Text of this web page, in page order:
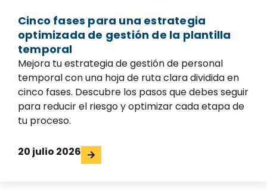
Cinco fases para una estrategia
optimizada de gestión de la plantilla
temporal
Mejora tu estrategia de gestión de personal
temporal con una hoja de ruta clara dividida en
cinco fases. Descubre los pasos que debes seguir
para reducir el riesgo y optimizar cada etapa de
tu proceso.
20 julio 2026